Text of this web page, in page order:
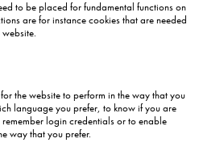
to be placed for fundamental functions on
are for instance cookies that are needed
the website to perform in the way that you
language you prefer, to know if you are
login credentials or to enable
way that you prefer.